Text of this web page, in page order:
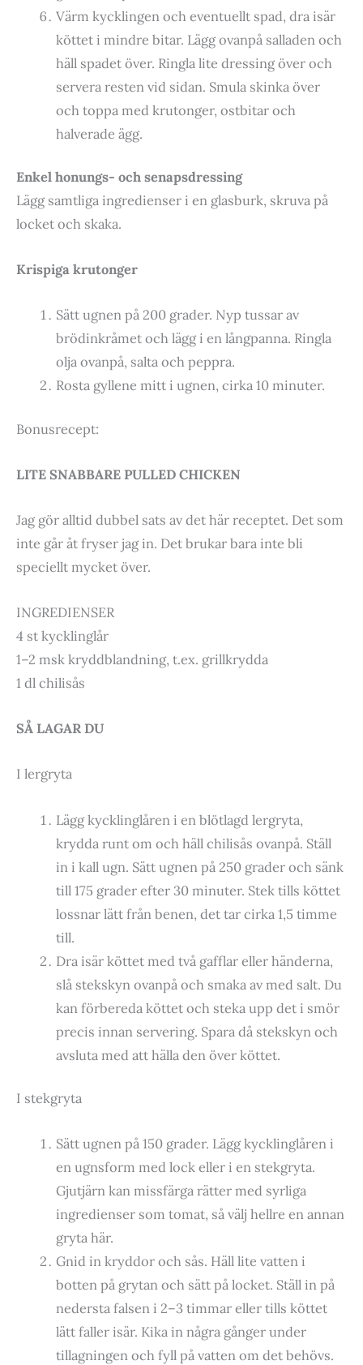
Värm kycklingen och eventuellt spad, dra isär
köttet i mindre bitar. Lägg ovanpå salladen och
häll spadet över. Ringla lite dressing över och
servera resten vid sidan. Smula skinka över
och toppa med krutonger, ostbitar och
halverade ägg.
Enkel honungs- och senapsdressing
Lägg samtliga ingredienser i en glasburk, skruva på
locket och skaka.
Krispiga krutonger
Sätt ugnen på 200 grader. Nyp tussar av
brödinkråmet och lägg i en långpanna. Ringla
olja ovanpå, salta och peppra.
Rosta gyllene mitt i ugnen, cirka 10 minuter.
Bonusrecept:
LITE SNABBARE PULLED CHICKEN
Jag gör alltid dubbel sats av det här receptet. Det som
inte går åt fryser jag in. Det brukar bara inte bli
speciellt mycket över.
INGREDIENSER
4 st kycklinglår
1–2 msk kryddblandning, t.ex. grillkrydda
1 dl chilisås
SÅ LAGAR DU
I lergryta
Lägg kycklinglåren i en blötlagd lergryta,
krydda runt om och häll chilisås ovanpå. Ställ
in i kall ugn. Sätt ugnen på 250 grader och sänk
till 175 grader efter 30 minuter. Stek tills köttet
lossnar lätt från benen, det tar cirka 1,5 timme
till.
Dra isär köttet med två gafflar eller händerna,
slå stekskyn ovanpå och smaka av med salt. Du
kan förbereda köttet och steka upp det i smör
precis innan servering. Spara då stekskyn och
avsluta med att hälla den över köttet.
I stekgryta
Sätt ugnen på 150 grader. Lägg kycklinglåren i
en ugnsform med lock eller i en stekgryta.
Gjutjärn kan missfärga rätter med syrliga
ingredienser som tomat, så välj hellre en annan
gryta här.
Gnid in kryddor och sås. Häll lite vatten i
botten på grytan och sätt på locket. Ställ in på
nedersta falsen i 2–3 timmar eller tills köttet
lätt faller isär. Kika in några gånger under
tillagningen och fyll på vatten om det behövs.